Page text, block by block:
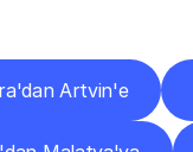
Artvin'e